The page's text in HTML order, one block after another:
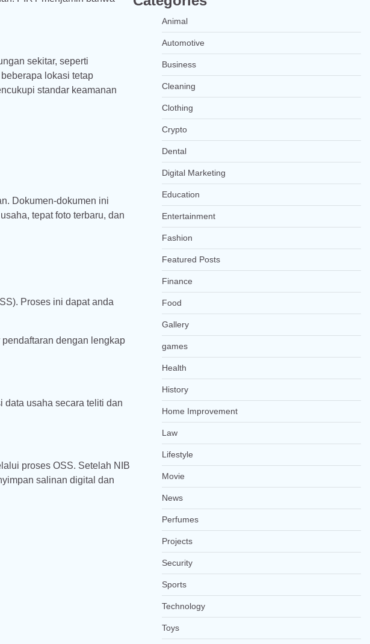
sekitar, seperti
lokasi tetap
standar keamanan
Dokumen-dokumen ini
tepat foto terbaru, dan
Proses ini dapat anda
dengan lengkap
data usaha secara teliti dan
proses OSS. Setelah NIB
salinan digital dan
Animal
Automotive
Business
Cleaning
Clothing
Crypto
Dental
Digital Marketing
Education
Entertainment
Fashion
Featured Posts
Finance
Food
Gallery
games
Health
History
Home Improvement
Law
Lifestyle
Movie
News
Perfumes
Projects
Security
Sports
Technology
Toys